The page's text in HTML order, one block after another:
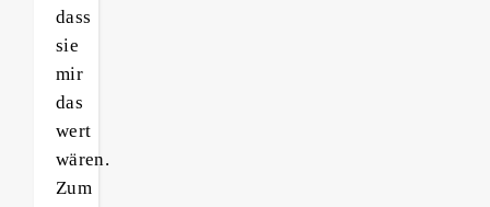
dass
sie
mir
das
wert
wären.
Zum